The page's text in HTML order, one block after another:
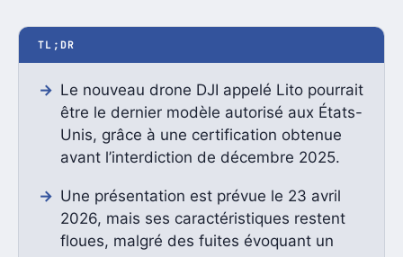
TL;DR
Le nouveau drone DJI appelé Lito pourrait
être le dernier modèle autorisé aux États-
Unis, grâce à une certification obtenue
avant l’interdiction de décembre 2025.
Une présentation est prévue le 23 avril
2026, mais ses caractéristiques restent
floues, malgré des fuites évoquant un